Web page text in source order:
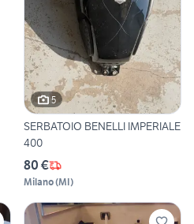
5
SERBATOIO BENELLI IMPERIALE
400
80 €
Milano(MI)